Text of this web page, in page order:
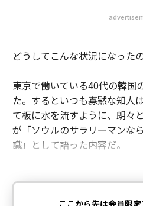
どうしてこんな状況になったの
東京で働いている40代の韓国
た。するといつも寡黙な知人
て板に水を流すように、朗々
が「ソウルのサラリーマンな
識」として語った内容だ。